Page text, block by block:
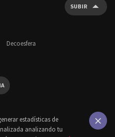
SUBIR
Decoesfera
estadísticas de
analizando tu